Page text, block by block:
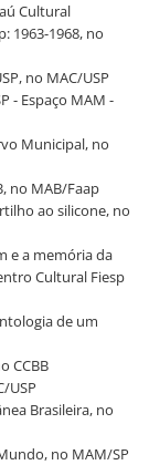
Cultural
1963-1968, no
no MAC/USP
- Espaço MAM -
Municipal, no
no MAB/Faap
ao silicone, no
e a memória da
Cultural Fiesp
de um
CCBB
USP
Brasileira, no
no MAM/SP